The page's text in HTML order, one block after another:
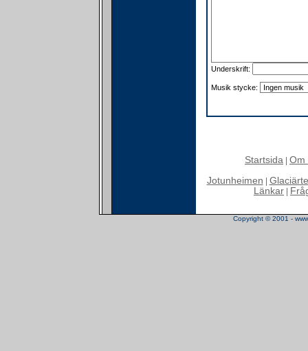
Underskrift:
Musik stycke:
Startsida Om
Jotunheimen
Länkar
Copyright © 2001 -